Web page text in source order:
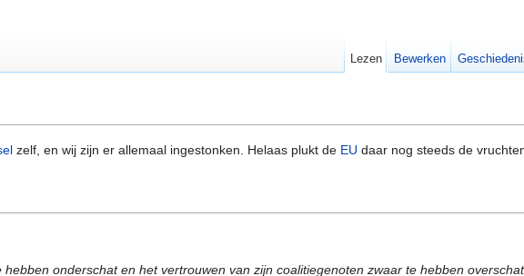
zelf, en wij zijn er allemaal ingestonken. Helaas plukt de EU daar nog steeds de
onderschat en het vertrouwen van zijn coalitiegenoten zwaar te hebben
Lezen Bewerken